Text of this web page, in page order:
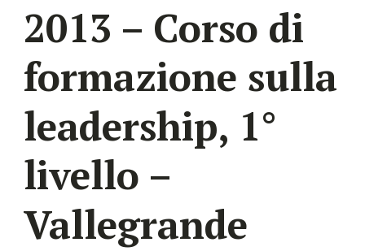
2013 – Corso di
formazione sulla
leadership, 1°
livello –
Vallegrande